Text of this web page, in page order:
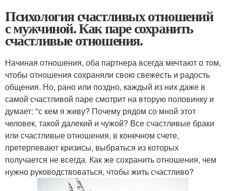
Психология счастливых отношений
с мужчиной. Как паре сохранить
счастливые отношения.
Начиная отношения, оба партнера всегда мечтают о том,
чтобы отношения сохраняли свою свежесть и радость
общения. Но, рано или поздно, каждый из них даже в
самой счастливой паре смотрит на вторую половинку и
думает: "с кем я живу? Почему рядом со мной этот
человек, такой далекий и чужой? Все счастливые браки
или счастливые отношения, в конечном счете,
претерпевают кризисы, выбраться из которых
получается не всегда. Как же сохранить отношения, чем
нужно руководствоваться, чтобы жить счастливо?